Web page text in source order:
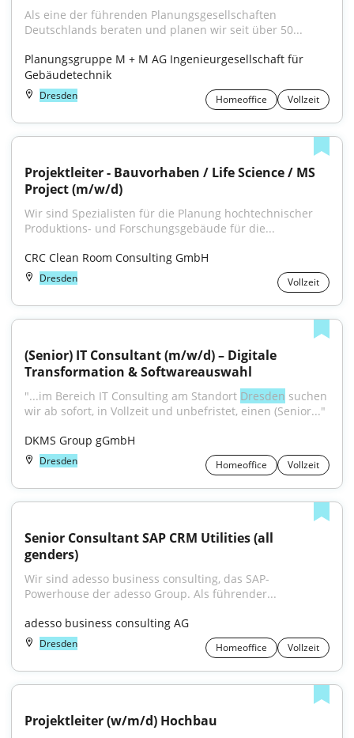
Als eine der führenden Planungsgesellschaften
Deutschlands beraten und planen wir seit über 50...
Planungsgruppe M + M AG Ingenieurgesellschaft für
Gebäudetechnik
Dresden Homeoffice Vollzeit
Projektleiter - Bauvorhaben / Life Science / MS
Project (m/w/d)
Wir sind Spezialisten für die Planung hochtechnischer
Produktions- und Forschungsgebäude für die...
CRC Clean Room Consulting GmbH
Dresden Vollzeit
(Senior) IT Consultant (m/w/d) – Digitale
Transformation & Softwareauswahl
"...im Bereich IT Consulting am Standort Dresden suchen
wir ab sofort, in Vollzeit und unbefristet, einen (Senior..."
DKMS Group gGmbH
Dresden Homeoffice Vollzeit
Senior Consultant SAP CRM Utilities (all
genders)
Wir sind adesso business consulting, das SAP-
Powerhouse der adesso Group. Als führender...
adesso business consulting AG
Dresden Homeoffice Vollzeit
Projektleiter (w/m/d) Hochbau